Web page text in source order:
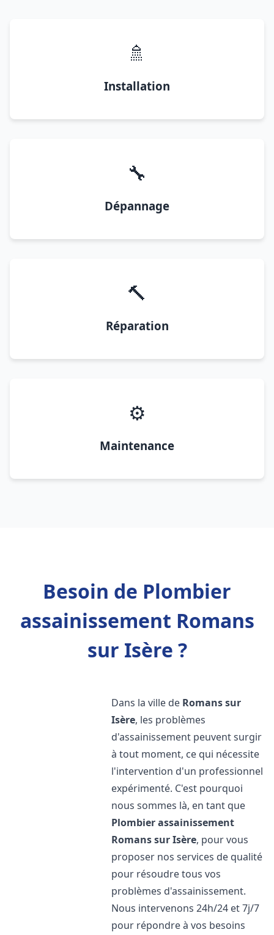
🚿
Installation
🔧
Dépannage
🔨
Réparation
⚙️
Maintenance
Besoin de Plombier
assainissement Romans
sur Isère ?
Dans la ville de Romans sur
Isère, les problèmes
d'assainissement peuvent surgir
à tout moment, ce qui nécessite
l'intervention d'un professionnel
expérimenté. C'est pourquoi
nous sommes là, en tant que
Plombier assainissement
Romans sur Isère, pour vous
proposer nos services de qualité
pour résoudre tous vos
problèmes d'assainissement.
Nous intervenons 24h/24 et 7j/7
pour répondre à vos besoins